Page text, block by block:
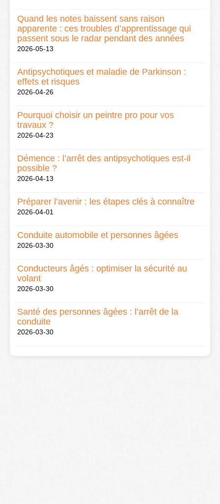
Quand les notes baissent sans raison
apparente : ces troubles d’apprentissage qui
passent sous le radar pendant des années
2026-05-13
Antipsychotiques et maladie de Parkinson :
effets et risques
2026-04-26
Pourquoi choisir un peintre pro pour vos
travaux ?
2026-04-23
Démence : l’arrêt des antipsychotiques est-il
possible ?
2026-04-13
Préparer l’avenir : les étapes clés à connaître
2026-04-01
Conduite automobile et personnes âgées
2026-03-30
Conducteurs âgés : optimiser la sécurité au
volant
2026-03-30
Santé des personnes âgées : l’arrêt de la
conduite
2026-03-30